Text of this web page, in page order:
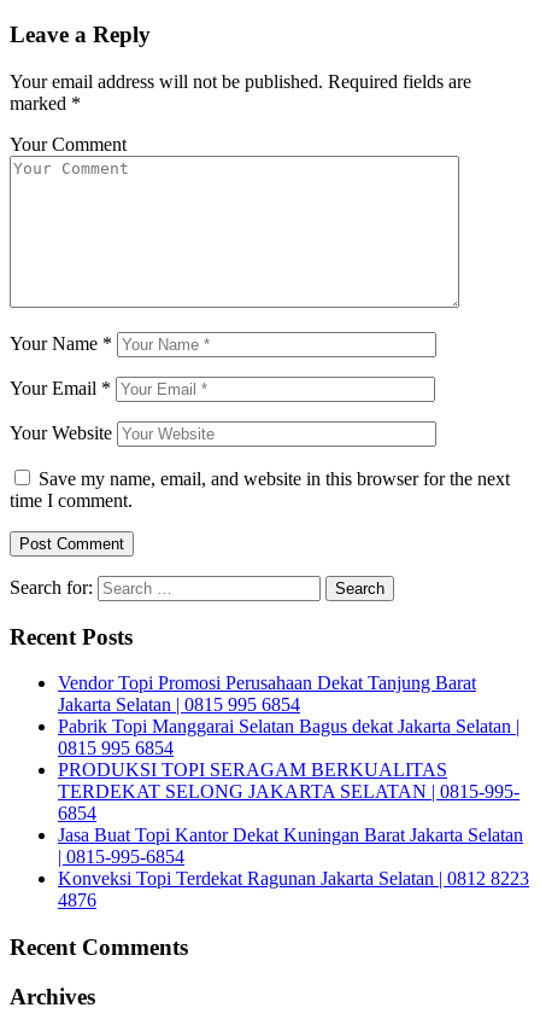
Leave a Reply
Your email address will not be published. Required fields are
marked *
Your Comment
Your Name *
Your Email *
Your Website
Save my name, email, and website in this browser for the next
time I comment.
Search for:
Recent Posts
Vendor Topi Promosi Perusahaan Dekat Tanjung Barat
Jakarta Selatan | 0815 995 6854
Pabrik Topi Manggarai Selatan Bagus dekat Jakarta Selatan |
0815 995 6854
PRODUKSI TOPI SERAGAM BERKUALITAS
TERDEKAT SELONG JAKARTA SELATAN | 0815-995-
6854
Jasa Buat Topi Kantor Dekat Kuningan Barat Jakarta Selatan
| 0815-995-6854
Konveksi Topi Terdekat Ragunan Jakarta Selatan | 0812 8223
4876
Recent Comments
Archives